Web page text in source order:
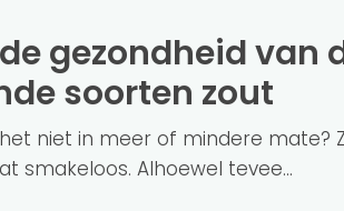
soorten zout
niet in meer of mindere mate?
smakeloos. Alhoewel tevee...